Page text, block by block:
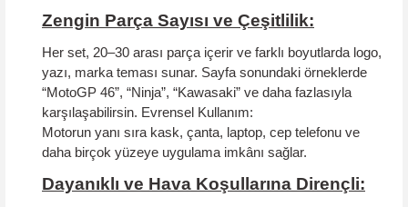
Zengin Parça Sayısı ve Çeşitlilik:
Her set, 20–30 arası parça içerir ve farklı boyutlarda logo,
yazı, marka teması sunar. Sayfa sonundaki örneklerde
“MotoGP 46”, “Ninja”, “Kawasaki” ve daha fazlasıyla
karşılaşabilirsin. Evrensel Kullanım:
Motorun yanı sıra kask, çanta, laptop, cep telefonu ve
daha birçok yüzeye uygulama imkânı sağlar.
Dayanıklı ve Hava Koşullarına Dirençli: